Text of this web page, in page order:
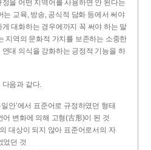
을 어떤 지역어를 사용하면 안 된다는
는 교육, 방송, 공식적 담화 등에서 써야
대화하는 경우에까지 꼭 써야 하는 말
지역의 문화적 가치를 보존하는 소중한
대 의식을 강화하는 긍정적 기능을 하
다음과 같다.
안’에서 표준어로 규정하였던 형태
어 변화에 의해 고형(古形)이 된 것
대상이 되지 않아 표준어로서의 자
었던 것